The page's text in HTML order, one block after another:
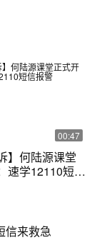
00:47
】何陆源课堂
速学12110短信
信来救急